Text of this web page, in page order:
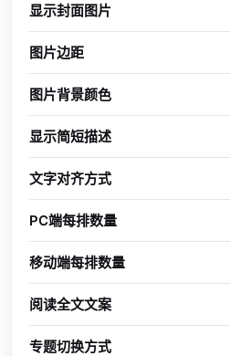
显示封面图片
图片边距
图片背景颜色
显示简短描述
文字对齐方式
PC端每排数量
移动端每排数量
阅读全文文案
专题切换方式